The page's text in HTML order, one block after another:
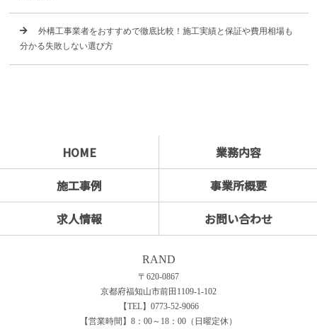
外構工事業者をおすすめで徹底比較！施工実績と保証や費用相場も
分かる失敗しない選び方
HOME
業務内容
施工事例
事業所概要
求人情報
お問い合わせ
RAND
〒620-0867
京都府福知山市前田1109-1-102
【TEL】0773-52-9066
【営業時間】8：00～18：00（日曜定休）